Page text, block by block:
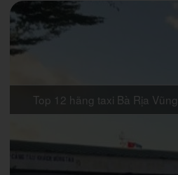
Top 12 hãng taxi Bà Rịa